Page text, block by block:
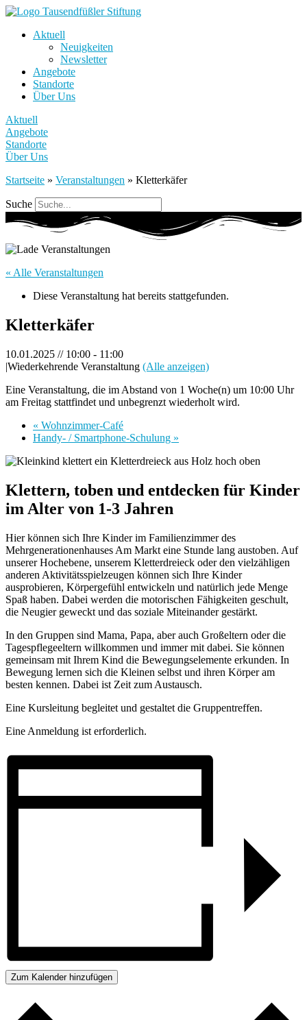
Aktuell
Neuigkeiten
Newsletter
Angebote
Standorte
Über Uns
Aktuell
Angebote
Standorte
Über Uns
Startseite » Veranstaltungen » Kletterkäfer
Suche
« Alle Veranstaltungen
Diese Veranstaltung hat bereits stattgefunden.
Kletterkäfer
10.01.2025 // 10:00 - 11:00
|Wiederkehrende Veranstaltung (Alle anzeigen)
Eine Veranstaltung, die im Abstand von 1 Woche(n) um 10:00 Uhr
am Freitag stattfindet und unbegrenzt wiederholt wird.
« Wohnzimmer-Café
Handy- / Smartphone-Schulung »
Klettern, toben und entdecken für Kinder
im Alter von 1-3 Jahren
Hier können sich Ihre Kinder im Familienzimmer des
Mehrgenerationenhauses Am Markt eine Stunde lang austoben. Auf
unserer Hochebene, unserem Kletterdreieck oder den vielzähligen
anderen Aktivitätsspielzeugen können sich Ihre Kinder
ausprobieren, Körpergefühl entwickeln und natürlich jede Menge
Spaß haben. Dabei werden die motorischen Fähigkeiten geschult,
die Neugier geweckt und das soziale Miteinander gestärkt.
In den Gruppen sind Mama, Papa, aber auch Großeltern oder die
Tagespflegeeltern willkommen und immer mit dabei. Sie können
gemeinsam mit Ihrem Kind die Bewegungselemente erkunden. In
Bewegung lernen sich die Kleinen selbst und ihren Körper am
besten kennen. Dabei ist Zeit zum Austausch.
Eine Kursleitung begleitet und gestaltet die Gruppentreffen.
Eine Anmeldung ist erforderlich.
Zum Kalender hinzufügen